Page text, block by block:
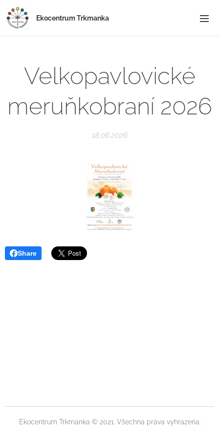
Ekocentrum Trkmanka
Velkopavlovické
meruňkobraní 2026
18.06.2026
Share
Ekocentrum Trkmanka © 2021. Všechna práva vyhrazena.